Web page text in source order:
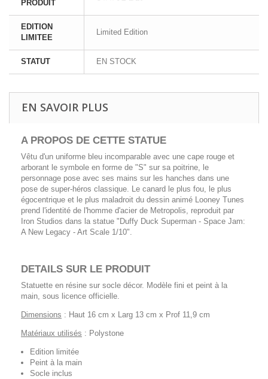
PRODUIT
EDITION
LIMITEE
Limited Edition
STATUT EN STOCK
EN SAVOIR PLUS
A PROPOS DE CETTE STATUE
Vêtu d'un uniforme bleu incomparable avec une cape rouge et
arborant le symbole en forme de "S" sur sa poitrine, le
personnage pose avec ses mains sur les hanches dans une
pose de super-héros classique. Le canard le plus fou, le plus
égocentrique et le plus maladroit du dessin animé Looney Tunes
prend l'identité de l'homme d'acier de Metropolis, reproduit par
Iron Studios dans la statue "Duffy Duck Superman - Space Jam:
A New Legacy - Art Scale 1/10".
DETAILS SUR LE PRODUIT
Statuette en résine sur socle décor. Modèle fini et peint à la
main, sous licence officielle.
Dimensions : Haut 16 cm x Larg 13 cm x Prof 11,9 cm
Matériaux utilisés : Polystone
Edition limitée
Peint à la main
Socle inclus